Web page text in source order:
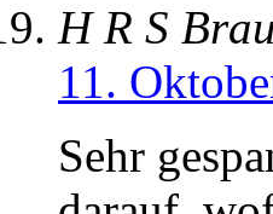
H R S
11.
Sehr